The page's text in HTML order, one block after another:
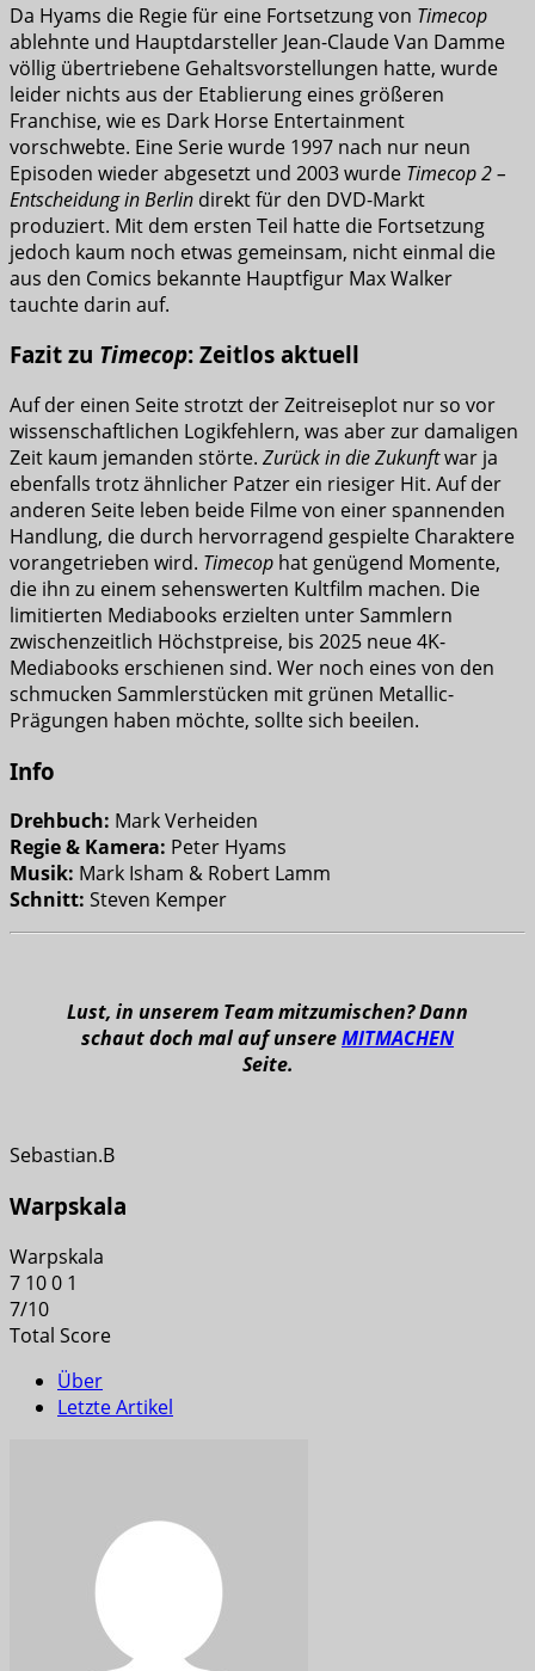
Da Hyams die Regie für eine Fortsetzung von Timecop
ablehnte und Hauptdarsteller Jean-Claude Van Damme
völlig übertriebene Gehaltsvorstellungen hatte, wurde
leider nichts aus der Etablierung eines größeren
Franchise, wie es Dark Horse Entertainment
vorschwebte. Eine Serie wurde 1997 nach nur neun
Episoden wieder abgesetzt und 2003 wurde Timecop 2 –
Entscheidung in Berlin direkt für den DVD-Markt
produziert. Mit dem ersten Teil hatte die Fortsetzung
jedoch kaum noch etwas gemeinsam, nicht einmal die
aus den Comics bekannte Hauptfigur Max Walker
tauchte darin auf.
Fazit zu Timecop: Zeitlos aktuell
Auf der einen Seite strotzt der Zeitreiseplot nur so vor
wissenschaftlichen Logikfehlern, was aber zur damaligen
Zeit kaum jemanden störte. Zurück in die Zukunftwar ja
ebenfalls trotz ähnlicher Patzer ein riesiger Hit. Auf der
anderen Seite leben beide Filme von einer spannenden
Handlung, die durch hervorragend gespielte Charaktere
vorangetrieben wird. Timecop hat genügend Momente,
die ihn zu einem sehenswerten Kultfilm machen. Die
limitierten Mediabooks erzielten unter Sammlern
zwischenzeitlich Höchstpreise, bis 2025 neue 4K-
Mediabooks erschienen sind. Wer noch eines von den
schmucken Sammlerstücken mit grünen Metallic-
Prägungen haben möchte, sollte sich beeilen.
Info
Drehbuch: Mark Verheiden
Regie & Kamera: Peter Hyams
Musik: Mark Isham & Robert Lamm
Schnitt: Steven Kemper
Lust, in unserem Team mitzumischen? Dann
schaut doch mal auf unsereMITMACHEN
Seite.
Sebastian.B
Warpskala
Warpskala
7 100 1
7/10
Total Score
Über
Letzte Artikel